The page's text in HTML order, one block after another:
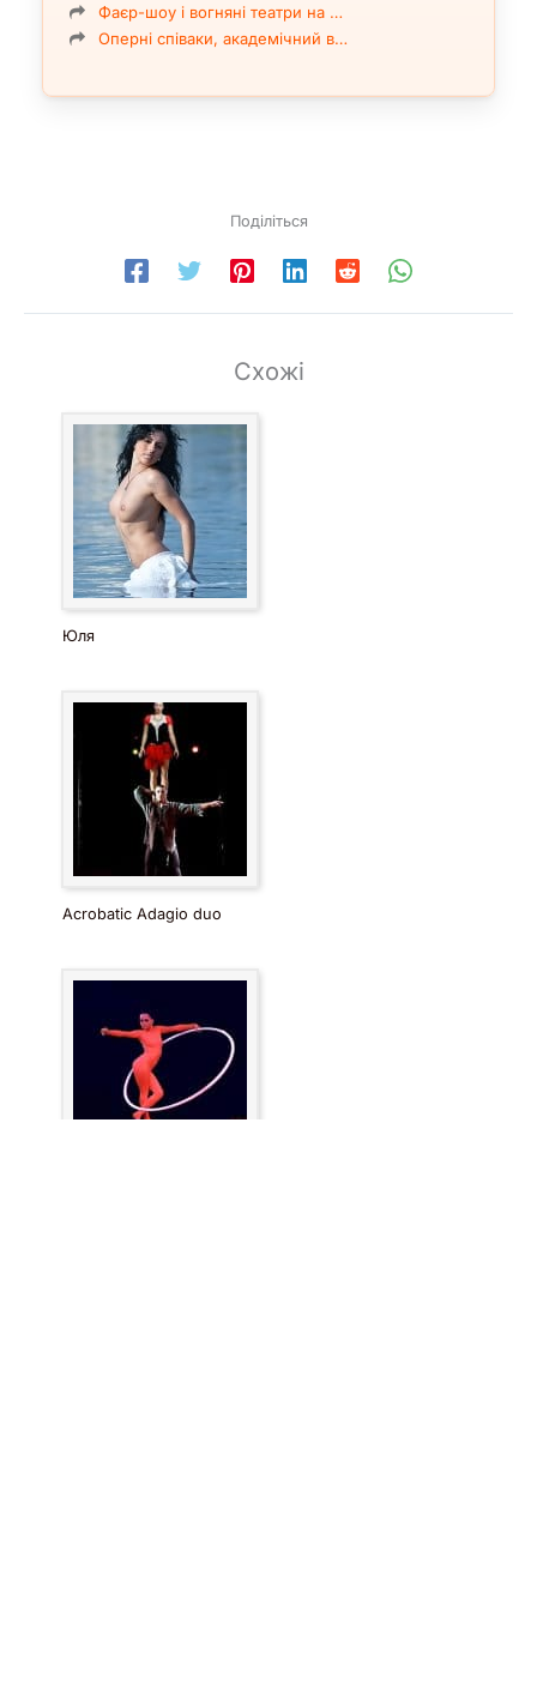
Фаєр-шоу і вогняні театри на …
Оперні співаки, академічний в…
Поділіться
Схожі
Юля
Acrobatic Adagio duo